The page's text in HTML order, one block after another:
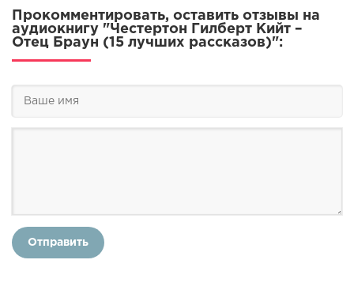
Прокомментировать, оставить отзывы на
аудиокнигу "Честертон Гилберт Кийт –
Отец Браун (15 лучших рассказов)":
Отправить